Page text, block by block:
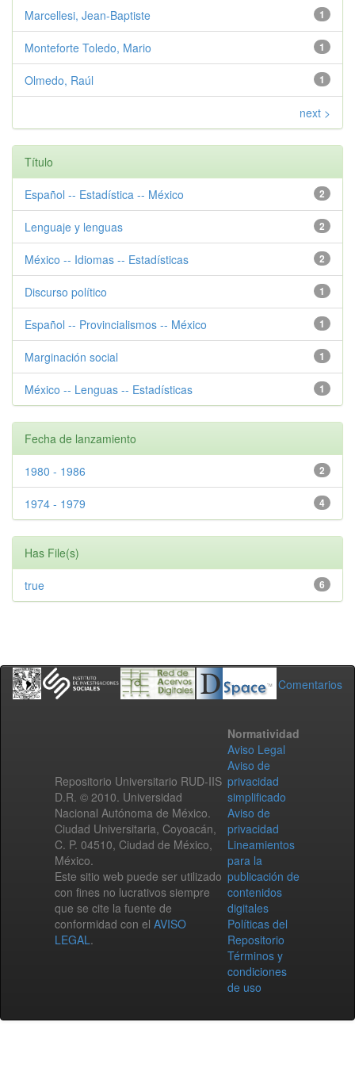
1
Marcellesi, Jean-Baptiste
1
Monteforte Toledo, Mario
1
Olmedo, Raúl
next >
Título
2
Español -- Estadística -- México
2
Lenguaje y lenguas
2
México -- Idiomas -- Estadísticas
1
Discurso político
1
Español -- Provincialismos -- México
1
Marginación social
1
México -- Lenguas -- Estadísticas
Fecha de lanzamiento
2
1980 - 1986
4
1974 - 1979
Has File(s)
6
true
Comentarios
Repositorio Universitario RUD-IIS
D.R. © 2010. Universidad
Nacional Autónoma de México.
Ciudad Universitaria, Coyoacán,
C. P. 04510, Ciudad de México,
México.
Este sitio web puede ser utilizado
con fines no lucrativos siempre
que se cite la fuente de
conformidad con el AVISO
LEGAL.
Normatividad
Aviso Legal
Aviso de
privacidad
simplificado
Aviso de
privacidad
Lineamientos
para la
publicación de
contenidos
digitales
Políticas del
Repositorio
Términos y
condiciones
de uso